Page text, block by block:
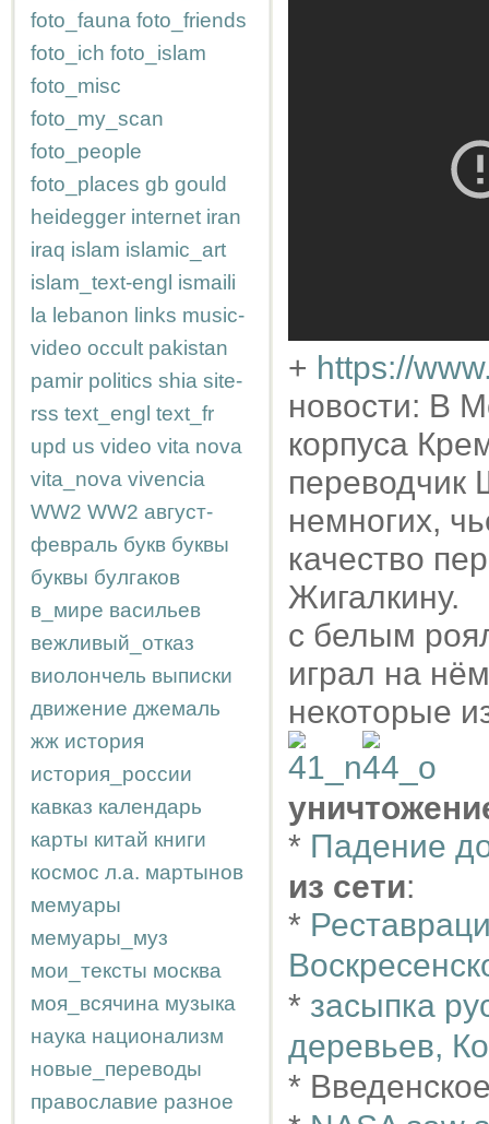
foto_fauna foto_friends
foto_ich foto_islam
foto_misc
foto_my_scan
foto_people
foto_places gb gould
heidegger internet iran
iraq islam islamic_art
islam_text-engl ismaili
la lebanon links music-
video occult pakistan
pamir politics shia site-
rss text_engl text_fr
upd us video vita nova
vita_nova vivencia
WW2 WW2 август-
февраль букв буквы
буквы булгаков
в_мире васильев
вежливый_отказ
виолончель выписки
движение джемаль
жж история
история_россии
кавказ календарь
карты китай книги
космос л.а. мартынов
мемуары
мемуары_муз
мои_тексты москва
моя_всячина музыка
наука национализм
новые_переводы
православие разное
+ https://
новости: В
корпуса
переводчик
немногих,
качество
Жигалкину.
с белым
играл на
некоторые
* Падение
из сети:
*
* засыпка
деревьев,
*